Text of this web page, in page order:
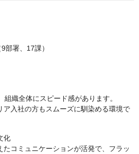
部署、17課）
織全体にスピード感があります。
ア入社の方もスムーズに馴染める環境で
化
コミュニケーションが活発で、フラッ